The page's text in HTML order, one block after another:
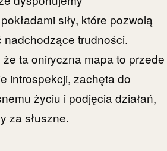
siły, które pozwolą
trudności.
ta oniryczna mapa to przede
introspekcji, zachęta do
życiu i podjęcia działań,
za słuszne.